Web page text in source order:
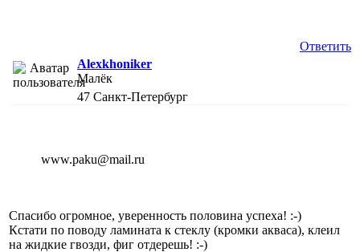
Ответить
Alexkhoniker
Малёк
47 Санкт-Петербург
www.paku@mail.ru
Спасибо огромное, уверенность половина успеха! :-)
Кстати по поводу ламината к стеклу (кромки акваса), клеил
на жидкие гвозди, фиг отдерешь! :-)